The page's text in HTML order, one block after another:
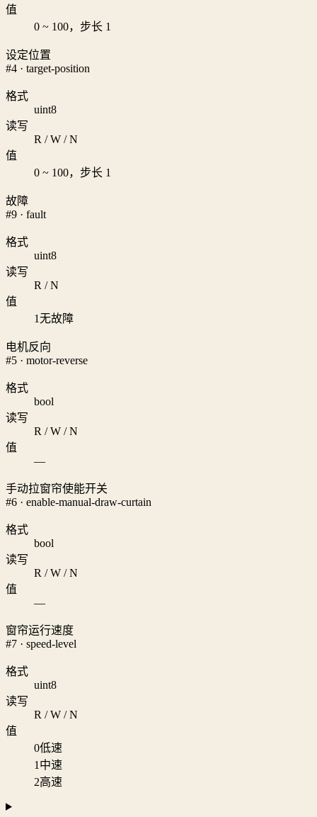
值
0 ~ 100，步长 1
设定位置
#4 · target-position
格式
uint8
读写
R / W / N
值
0 ~ 100，步长 1
故障
#9 · fault
格式
uint8
读写
R / N
值
1无故障
电机反向
#5 · motor-reverse
格式
bool
读写
R / W / N
值
—
手动拉窗帘使能开关
#6 · enable-manual-draw-curtain
格式
bool
读写
R / W / N
值
—
窗帘运行速度
#7 · speed-level
格式
uint8
读写
R / W / N
值
0低速
1 中速
2高速